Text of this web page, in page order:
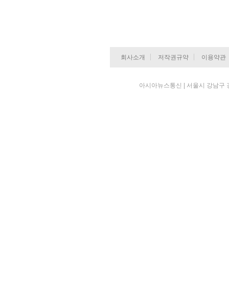
회사소개 저작권규약 이용약관
아시아뉴스통신 | 서울시 강남